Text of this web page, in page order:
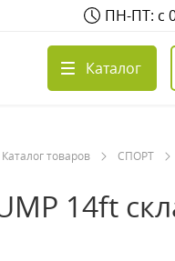
ПН-ПТ: с
Каталог
Каталог товаров СПОРТ
14ft